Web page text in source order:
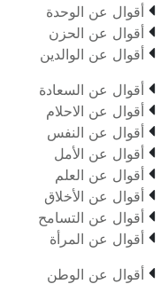
 أقوال عن الوحدة
 أقوال عن الحزن
 أقوال عن الوالدين
 أقوال عن السعادة
 أقوال عن الاحلام
 أقوال عن النفس
 أقوال عن الأمل
 أقوال عن العلم
 أقوال عن الأخلاق
 أقوال عن التسامح
 أقوال عن المرأة
 أقوال عن الوطن